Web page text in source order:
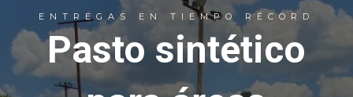
ENTREGAS EN TIEMPO RÉCORD
Pasto sintético